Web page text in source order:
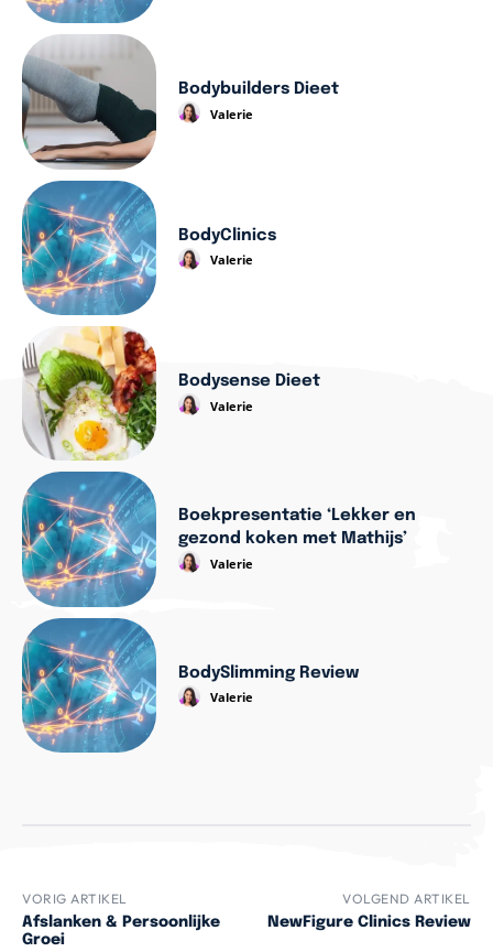
Bodybuilders Dieet
Valerie
BodyClinics
Valerie
Bodysense Dieet
Valerie
Boekpresentatie ‘Lekker en
gezond koken met Mathijs’
Valerie
BodySlimming Review
Valerie
VORIG ARTIKEL
Afslanken & Persoonlijke
Groei
VOLGEND ARTIKEL
NewFigure Clinics Review